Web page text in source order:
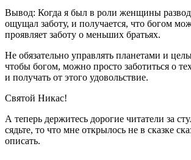
Вывод: Когда я был в роли женщины
ощущал заботу, и получается, что богом
проявляет заботу о меньших братьях.
Не обязательно управлять планетами и
чтобы богом, можно просто заботиться о
и получать от этого удовольствие.
Святой Никас!
А теперь держитесь дорогие читатели за
сядьте, то что мне открылось не в сказке
описать.